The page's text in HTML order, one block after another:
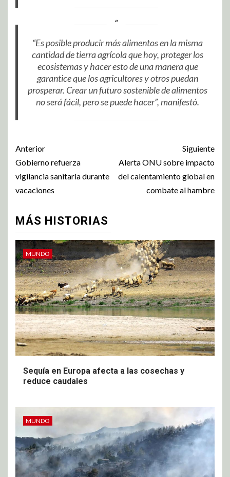
“Es posible producir más alimentos en la misma
cantidad de tierra agrícola que hoy, proteger los
ecosistemas y hacer esto de una manera que
garantice que los agricultores y otros puedan
prosperar. Crear un futuro sostenible de alimentos
no será fácil, pero se puede hacer”, manifestó.
Anterior
Gobierno refuerza
vigilancia sanitaria durante
vacaciones
Siguiente
Alerta ONU sobre impacto
del calentamiento global en
combate al hambre
MÁS HISTORIAS
MUNDO
Sequía en Europa afecta a las cosechas y
reduce caudales
MUNDO